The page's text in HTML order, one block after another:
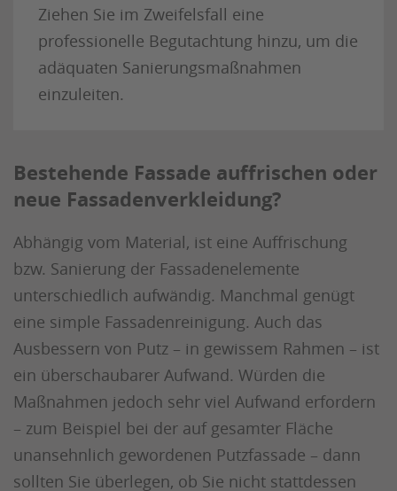
Ziehen Sie im Zweifelsfall eine
professionelle Begutachtung hinzu, um die
adäquaten Sanierungsmaßnahmen
einzuleiten.
Bestehende Fassade auffrischen oder
neue Fassadenverkleidung?
Abhängig vom Material, ist eine Auffrischung
bzw. Sanierung der Fassadenelemente
unterschiedlich aufwändig. Manchmal genügt
eine simple Fassadenreinigung. Auch das
Ausbessern von Putz – in gewissem Rahmen – ist
ein überschaubarer Aufwand. Würden die
Maßnahmen jedoch sehr viel Aufwand erfordern
– zum Beispiel bei der auf gesamter Fläche
unansehnlich gewordenen Putzfassade – dann
sollten Sie überlegen, ob Sie nicht stattdessen